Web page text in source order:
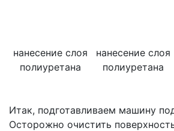
нанесение слоя
полиуретана
нанесение слоя
полиуретана
Итак, подготавливаем машину
Осторожно очистить